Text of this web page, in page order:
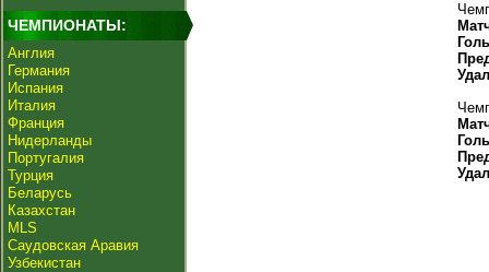
ЧЕМПИОНАТЫ:
Англия
Германия
Испания
Италия
Франция
Нидерланды
Португалия
Турция
Беларусь
Казахстан
MLS
Саудовская Аравия
Узбекистан